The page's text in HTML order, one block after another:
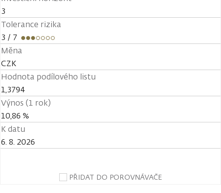
3
Tolerance rizika
3 / 7
Měna
CZK
Hodnota podílového listu
1,3794
Výnos (1 rok)
10,86 %
K datu
6. 8. 2026
PŘIDAT DO POROVNÁVAČE